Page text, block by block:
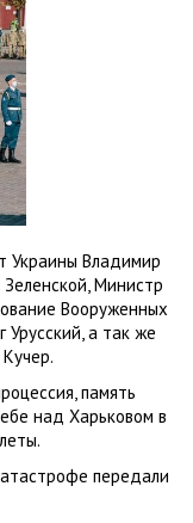
Украины Владимир
Министр
Вооруженных
а так же
память
над Харьковом в
передали